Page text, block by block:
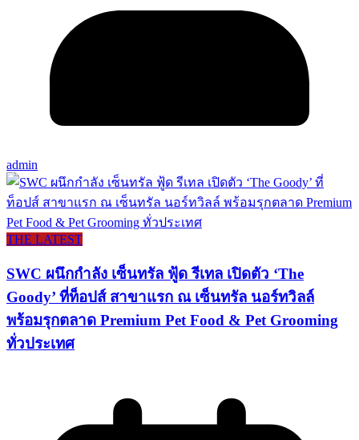
admin
THE LATEST
SWC ผนึกกำลัง เซ็นทรัล ฟู้ด รีเทล เปิดตัว ‘The
Goody’ ที่ท็อปส์ สาขาแรก ณ เซ็นทรัล นอร์ทวิลล์
พร้อมรุกตลาด Premium Pet Food & Pet Grooming
ทั่วประเทศ